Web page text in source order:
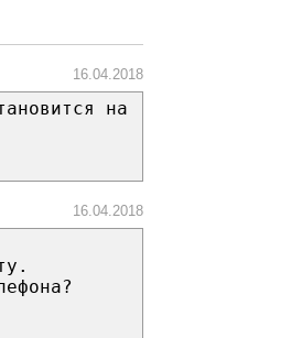
16.04.2018
на
16.04.2018